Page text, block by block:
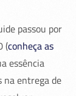
passou por
(conheça as
essência
na entrega de